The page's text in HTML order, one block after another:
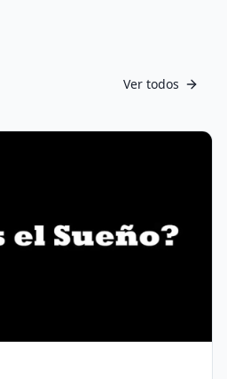
Ver todos